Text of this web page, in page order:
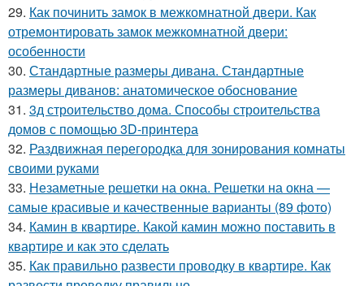
29. Как починить замок в межкомнатной двери. Как
отремонтировать замок межкомнатной двери:
особенности
30. Стандартные размеры дивана. Стандартные
размеры диванов: анатомическое обоснование
31. 3д строительство дома. Способы строительства
домов с помощью 3D-принтера
32. Раздвижная перегородка для зонирования комнаты
своими руками
33. Незаметные решетки на окна. Решетки на окна —
самые красивые и качественные варианты (89 фото)
34. Камин в квартире. Какой камин можно поставить в
квартире и как это сделать
35. Как правильно развести проводку в квартире. Как